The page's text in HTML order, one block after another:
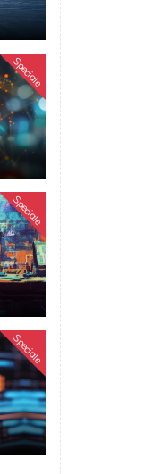
Speciale
Speciale
Speciale